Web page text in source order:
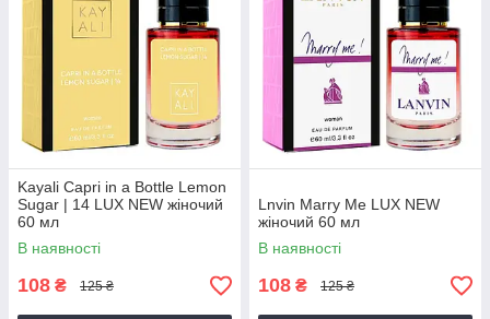
Kayali Capri in a Bottle Lemon
Sugar | 14 LUX NEW жіночий
60 мл
В наявності
108 ₴ 125 ₴
Lnvin Marry Me LUX NEW
жіночий 60 мл
В наявності
108 ₴ 125 ₴